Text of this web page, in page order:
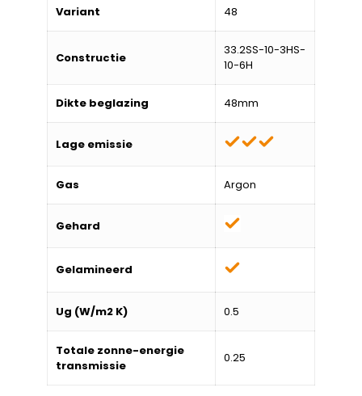
Variant 48
Constructie
33.2SS-10-3HS-
10-6H
Dikte beglazing 48mm
Lage emissie
Gas Argon
Gehard
Gelamineerd
Ug (W/m2 K) 0.5
Totale zonne-energie
transmissie
0.25